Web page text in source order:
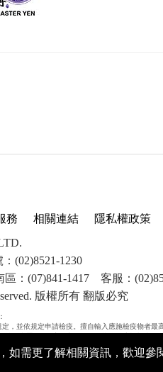
如需更了解相關資訊，歡迎參
務 相關連結 隱私權政策
(02)8521-1230
區：(07)841-1417 客服：
版權所有 翻版必究
，並依規定申請檢疫。擅自輸入應施檢疫物者最
處新臺幣3萬元以上15萬元以下罰鍰。